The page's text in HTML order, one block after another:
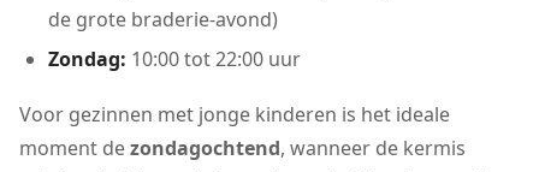
de grote braderie-avond)
Zondag: 10:00 tot 22:00 uur
Voor gezinnen met jonge kinderen is het ideale
moment dezondagochtend, wanneer de kermis